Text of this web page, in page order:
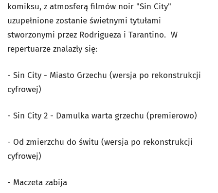
komiksu, z atmosferą filmów noir "Sin City"
uzupełnione zostanie świetnymi tytułami
stworzonymi przez Rodrigueza i Tarantino. W
repertuarze znalazły się:
- Sin City - Miasto Grzechu (wersja po rekonstrukcji
cyfrowej)
- Sin City 2 - Damulka warta grzechu (premierowo)
- Od zmierzchu do świtu (wersja po rekonstrukcji
cyfrowej)
- Maczeta zabija